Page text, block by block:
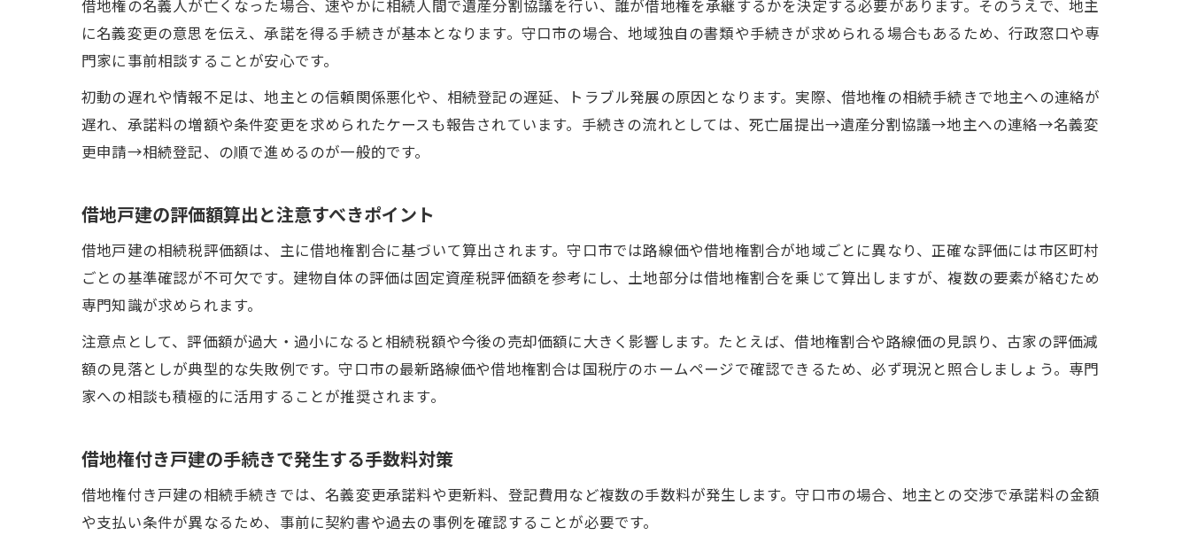
名義変更手続きの流れと賢い進め方
名義変更時に承諾料や更新料が発生しない条件
地主と円滑に交渉するための実践アドバイス
借地戸建相続で地主へ通知する際の注意点
承諾料・更新料が不要な場合の交渉アプローチ
相続中も地代を滞納しないための対応策
地主との信頼関係を築く具体的なポイント
安心して借地戸建相続を乗り越える方法
実際にあった借地戸建相続の成功体験を紹介
借地権と戸建を同時に相続する際のポイント
借地権の名義人が亡くなった場合、速やかに相続人間で遺産分割協議を行い、誰が借地権を承継するかを決定する必要があります。そのうえで、地主
に名義変更の意思を伝え、承諾を得る手続きが基本となります。守口市の場合、地域独自の書類や手続きが求められる場合もあるため、行政窓口や専
門家に事前相談することが安心です。
初動の遅れや情報不足は、地主との信頼関係悪化や、相続登記の遅延、トラブル発展の原因となります。実際、借地権の相続手続きで地主への連絡が
遅れ、承諾料の増額や条件変更を求められたケースも報告されています。手続きの流れとしては、死亡届提出→遺産分割協議→地主への連絡→名義変
更申請→相続登記、の順で進めるのが一般的です。
借地戸建の評価額算出と注意すべきポイント
借地戸建の相続税評価額は、主に借地権割合に基づいて算出されます。守口市では路線価や借地権割合が地域ごとに異なり、正確な評価には市区町村
ごとの基準確認が不可欠です。建物自体の評価は固定資産税評価額を参考にし、土地部分は借地権割合を乗じて算出しますが、複数の要素が絡むため
専門知識が求められます。
注意点として、評価額が過大・過小になると相続税額や今後の売却価額に大きく影響します。たとえば、借地権割合や路線価の見誤り、古家の評価減
額の見落としが典型的な失敗例です。守口市の最新路線価や借地権割合は国税庁のホームページで確認できるため、必ず現況と照合しましょう。専門
家への相談も積極的に活用することが推奨されます。
借地権付き戸建の手続きで発生する手数料対策
借地権付き戸建の相続手続きでは、名義変更承諾料や更新料、登記費用など複数の手数料が発生します。守口市の場合、地主との交渉で承諾料の金額
や支払い条件が異なるため、事前に契約書や過去の事例を確認することが必要です。